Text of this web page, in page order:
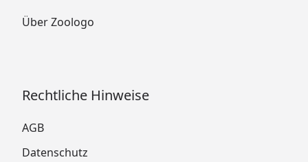
Über Zoologo
Rechtliche Hinweise
AGB
Datenschutz